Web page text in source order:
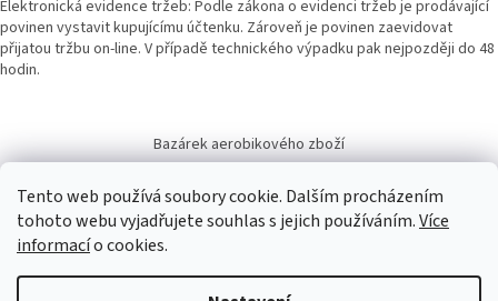
Tento web používá soubory cookie. Dalším procházením
tohoto webu vyjadřujete souhlas s jejich používáním.Více
informacío cookies.
Elektronická evidence tržeb: Podle zákona o evidenci tržeb je prodávající
povinen vystavit kupujícímu účtenku. Zároveň je povinen zaevidovat
přijatou tržbu on-line. V případě technického výpadku pak nejpozději do 48
hodin.
Bazárek aerobikového zboží